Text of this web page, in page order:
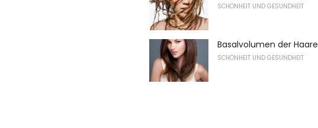
SCHÖNHEIT UND GESUNDHEIT
Basalvolumen der Haare
SCHÖNHEIT UND GESUNDHEIT